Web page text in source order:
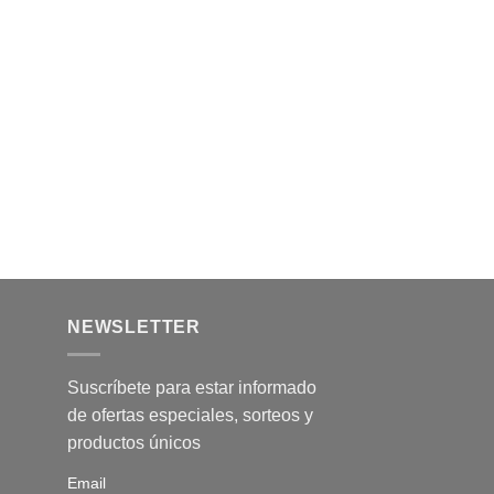
NEWSLETTER
Suscríbete para estar informado
de ofertas especiales, sorteos y
productos únicos
Email